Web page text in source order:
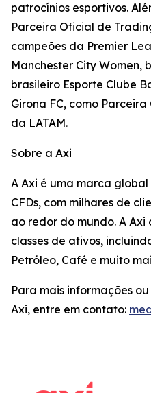
patrocínios esportivos.
Parceira Oficial de
campeões da Premier
Manchester City Women,
brasileiro Esporte Clube
Girona FC, como
da LATAM.
Sobre a Axi
A Axi é uma marca
CFDs, com milhares de
ao redor do mundo. A Axi
classes de ativos,
Petróleo, Café e muito
Para mais informações
Axi, entre em contato: